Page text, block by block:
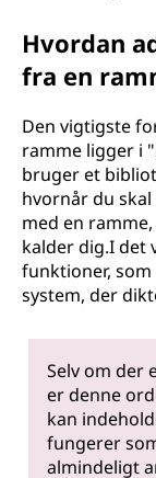
Hvordan
fra en
Den vigtigste
ramme ligger i
bruger et
hvornår du
med en
kalder dig.I
funktioner,
system, der
Selv om der
er denne
kan
fungerer
almindeligt